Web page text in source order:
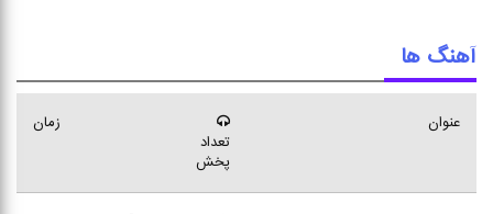
آهنگ ها
عنوان
زمان
تعداد
پخش